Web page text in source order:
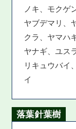
ノキ、モクゲ
ヤブデマリ、
クラ、ヤマハ
ヤナギ、ユス
リキュウバイ
イ
落葉針葉樹